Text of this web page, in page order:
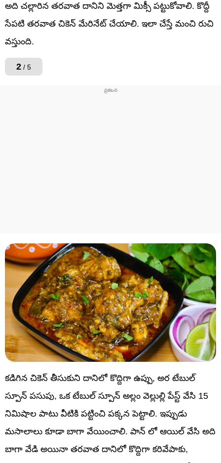
అది చల్లారిన తరవాత దానిని మెత్తగా మిక్సీ పట్టుకోవాలి. కొద్దీ
సేపటి తరవాత చికెన్ మేరినేట్ చేయాలి. ఇలా చేస్తే మంచి రుచి
వస్తుంది.
2 / 5
కడిగిన చికెన్‌ తీసుకుని దానిలో కొద్దిగా ఉప్పు, అర టేబుల్
స్పూన్ పసుపు, ఒక టేబుల్ స్పూన్ అల్లం వెల్లుల్లి పేస్ట్ వేసి 15
నిమిషాల పాటు వీటికి పట్టించి పక్కన పెట్టాలి. ఇప్పుడు
మసాలాలు కూడా బాగా వేయించాలి. పాన్ లో ఆయిల్ వేసి అది
బాగా వేడి అయినా తరవాత దానిలో కొద్దిగా కరివేపాకు,